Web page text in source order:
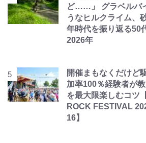
ど……」 グラベルバ
うなヒルクライム、
年時代を振り返る50
2026年
開催まもなくだけど
加率100％経験者が
を最大限楽しむコツ
ROCK FESTIVAL
16】